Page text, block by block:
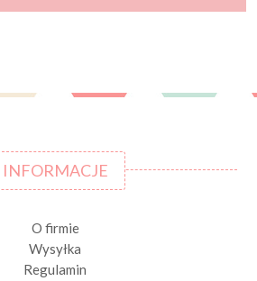
INFORMACJE
O firmie
Wysyłka
Regulamin